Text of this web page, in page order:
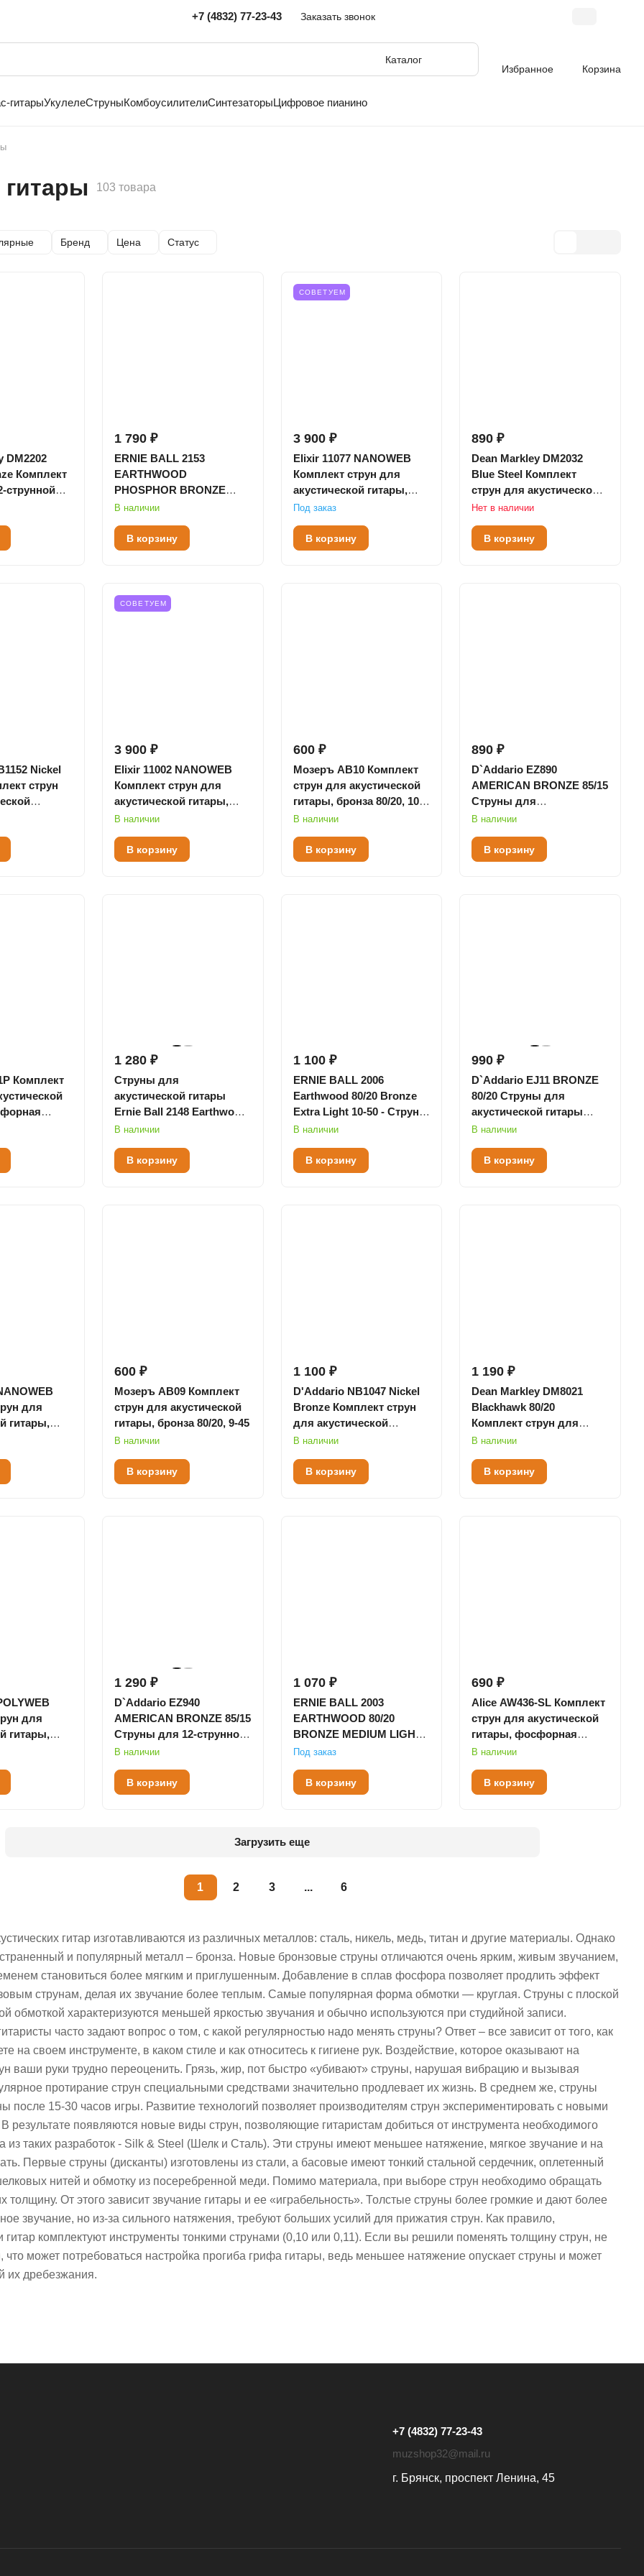
+7 (4832) 77-23-43 Заказать звонок
Каталог
Избранное
Корзина
гитарыУкулелеСтруныКомбоусилителиСинтезаторыЦифровое пианино
103 товара
Бренд Цена Статус
DM2202
Комплект
струнной
гитары, 9-
1 790 ₽
ERNIE BALL 2153
EARTHWOOD
PHOSPHOR BRONZE
LIGHT 9-46 - СТРУНЫ
АКУСТИЧЕСКОЙ
ГИТАРЫ
В наличии
В корзину
СОВЕТУЕМ
3 900 ₽
Elixir 11077 NANOWEB
Комплект струн для
акустической гитары,
Light-Medium, бронза
Под заказ
В корзину
890 ₽
Dean Markley DM2032
Blue Steel Комплект
струн для акустической
гитары, латунь, 10-47
Нет в наличии
В корзину
Nickel
струн
Light, 11-
СОВЕТУЕМ
3 900 ₽
Elixir 11002 NANOWEB
Комплект струн для
акустической гитары,
Extra Light, бронза 80/20,
В наличии
В корзину
600 ₽
Мозеръ AB10 Комплект
струн для акустической
гитары, бронза 80/20, 10-
49
В наличии
В корзину
890 ₽
D`Addario EZ890
AMERICAN BRONZE 85/15
Струны для
акустической гитары
В наличии
В корзину
Комплект
1 280 ₽
Струны для
акустической гитары
Ernie Ball 2148 Earthwood
Phosphor Bronze
В наличии
В корзину
1 100 ₽
ERNIE BALL 2006
Earthwood 80/20 Bronze
Extra Light 10-50 - Струны
для акустической гитары
В наличии
В корзину
990 ₽
D`Addario EJ11 BRONZE
80/20 Струны для
акустической гитары
бронза Light 12-53
В наличии
В корзину
для
гитары,
бронза
600 ₽
Мозеръ AB09 Комплект
струн для акустической
гитары, бронза 80/20, 9-45
В наличии
В корзину
1 100 ₽
D'Addario NB1047 Nickel
Bronze Комплект струн
для акустической
гитары, Extra Light, 10-47
В наличии
В корзину
1 190 ₽
Dean Markley DM8021
Blackhawk 80/20
Комплект струн для
акустической гитары, с
В наличии
В корзину
для
гитары,
бронза
1 290 ₽
D`Addario EZ940
AMERICAN BRONZE 85/15
Струны для 12-струнной
акустической гитары
В наличии
В корзину
1 070 ₽
ERNIE BALL 2003
EARTHWOOD 80/20
BRONZE MEDIUM LIGHT
12-54 - СТРУНЫ ДЛЯ
ГИТАРЫ
Под заказ
В корзину
690 ₽
Alice AW436-SL Комплект
струн для акустической
гитары, фосфорная
бронза, 11-52
В наличии
В корзину
Загрузить еще
1 2 3 ... 6
гитар изготавливаются из различных металлов: сталь, никель, медь, титан и другие материалы. Однако
и популярный металл – бронза. Новые бронзовые струны отличаются очень ярким, живым звучанием,
становиться более мягким и приглушенным. Добавление в сплав фосфора позволяет продлить эффект
струнам, делая их звучание более теплым. Самые популярная форма обмотки — круглая. Струны с плоской
обмоткой характеризуются меньшей яркостью звучания и обычно используются при студийной записи.
часто задают вопрос о том, с какой регулярностью надо менять струны? Ответ – все зависит от того, как
на своем инструменте, в каком стиле и как относитесь к гигиене рук. Воздействие, которое оказывают на
ваши руки трудно переоценить. Грязь, жир, пот быстро «убивают» струны, нарушая вибрацию и вызывая
протирание струн специальными средствами значительно продлевает их жизнь. В среднем же, струны
после 15-30 часов игры. Развитие технологий позволяет производителям струн экспериментировать с новыми
результате появляются новые виды струн, позволяющие гитаристам добиться от инструмента необходимого
из таких разработок - Silk & Steel (Шелк и Сталь). Эти струны имеют меньшее натяжение, мягкое звучание и на
Первые струны (дисканты) изготовлены из стали, а басовые имеют тонкий стальной сердечник, оплетенный
нитей и обмотку из посеребренной меди. Помимо материала, при выборе струн необходимо обращать
толщину. От этого зависит звучание гитары и ее «играбельность». Толстые струны более громкие и дают более
звучание, но из-за сильного натяжения, требуют больших усилий для прижатия струн. Как правило,
гитар комплектуют инструменты тонкими струнами (0,10 или 0,11). Если вы решили поменять толщину струн, не
что может потребоваться настройка прогиба грифа гитары, ведь меньшее натяжение опускает струны и может
их дребезжания.
+7 (4832) 77-23-43
muzshop32@mail.ru
г. Брянск, проспект Ленина, 45